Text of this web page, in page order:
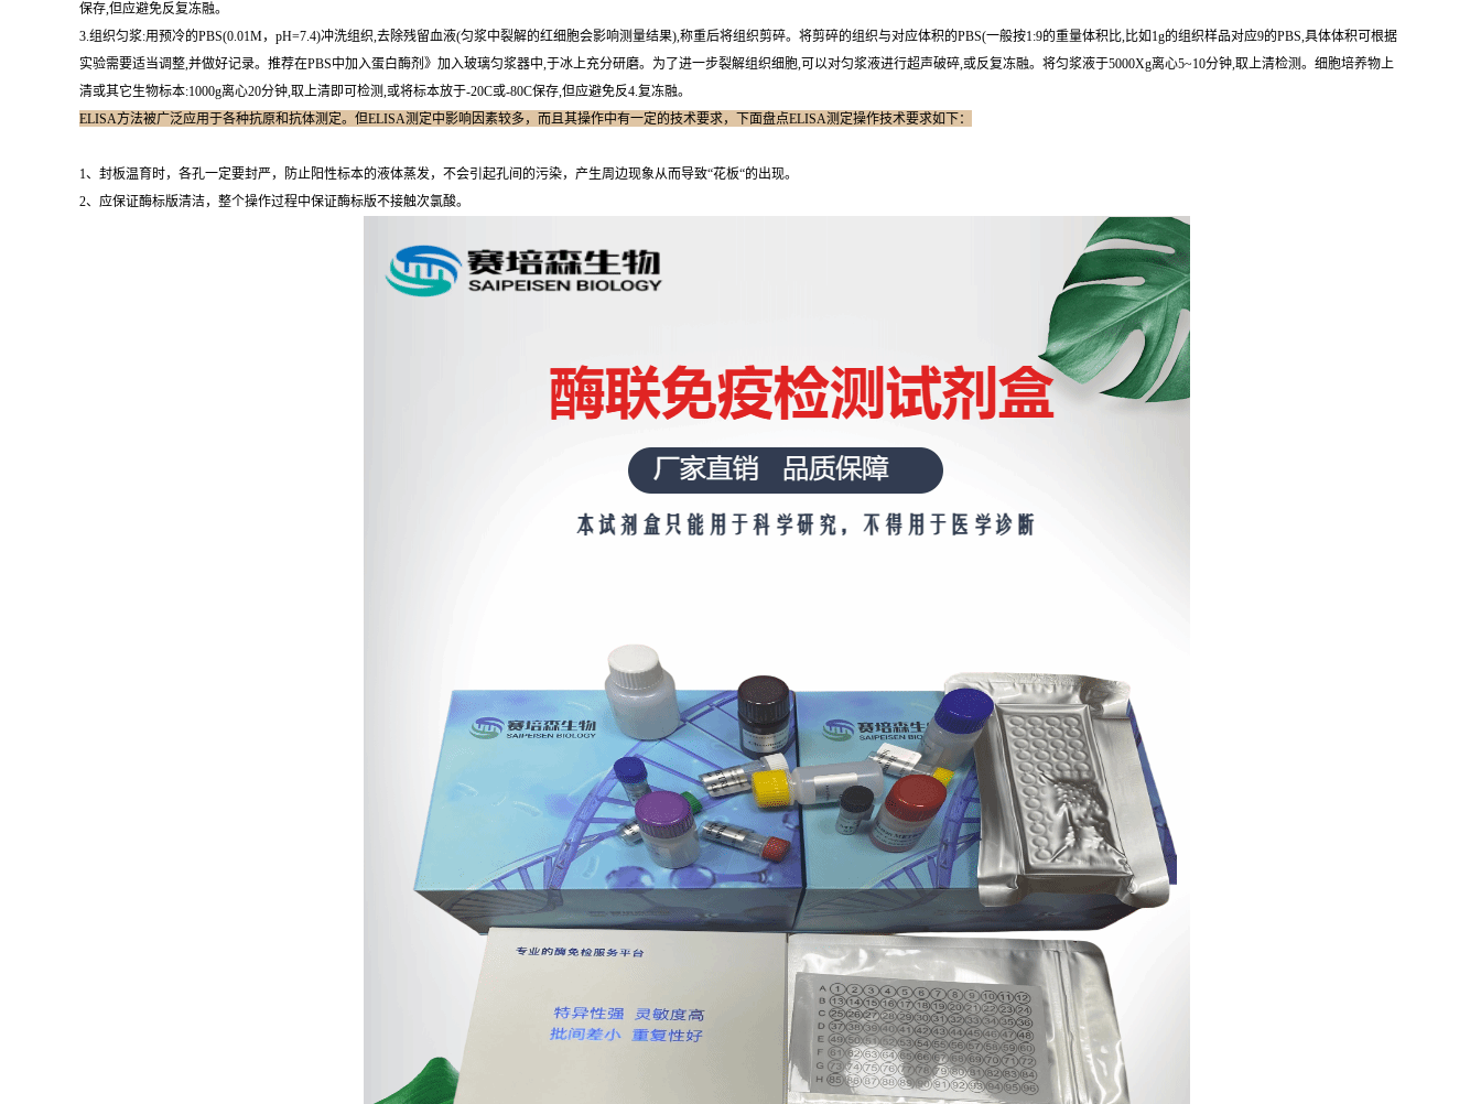
保存,但应避免反复冻融。
3.组织匀浆:用预冷的PBS(0.01M，pH=7.4)冲洗组织,去除残留血液(匀浆中裂解的红细胞会影响测量结果),称重后将组织剪碎。将剪碎的组织与对应体积的PBS(一般按1:9的重量体积比,比如1g的组织样品对应9的PBS,具体体积可根据
实验需要适当调整,并做好记录。推荐在PBS中加入蛋白酶剂》加入玻璃匀浆器中,于冰上充分研磨。为了进一步裂解组织细胞,可以对匀浆液进行超声破碎,或反复冻融。将匀浆液于5000Xg离心5~10分钟,取上清检测。细胞培养物上
清或其它生物标本:1000g离心20分钟,取上清即可检测,或将标本放于-20C或-80C保存,但应避免反4.复冻融。
ELISA方法被广泛应用于各种抗原和抗体测定。但ELISA测定中影响因素较多，而且其操作中有一定的技术要求，下面盘点ELISA测定操作技术要求如下：
1、封板温育时，各孔一定要封严，防止阳性标本的液体蒸发，不会引起孔间的污染，产生周边现象从而导致“花板“的出现。
2、应保证酶标版清洁，整个操作过程中保证酶标版不接触次氯酸。